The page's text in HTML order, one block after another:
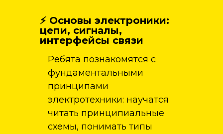
⚡ Основы электроники:
цепи, сигналы,
интерфейсы связи
Ребята познакомятся с
фундаментальными
принципами
электротехники: научатся
читать принципиальные
схемы, понимать типы